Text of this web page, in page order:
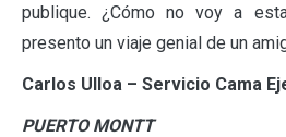
publique. ¿Cómo no voy a
presento un viaje genial de un
Carlos Ulloa – Servicio Cama
PUERTO MONTT